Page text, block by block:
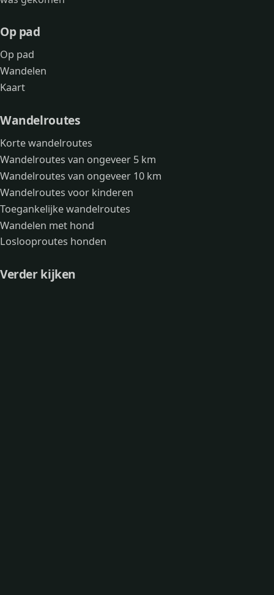
Op pad
Op pad
Wandelen
Kaart
Wandelroutes
Korte wandelroutes
Wandelroutes van ongeveer 5 km
Wandelroutes van ongeveer 10 km
Wandelroutes voor kinderen
Toegankelijke wandelroutes
Wandelen met hond
Loslooproutes honden
Verder kijken